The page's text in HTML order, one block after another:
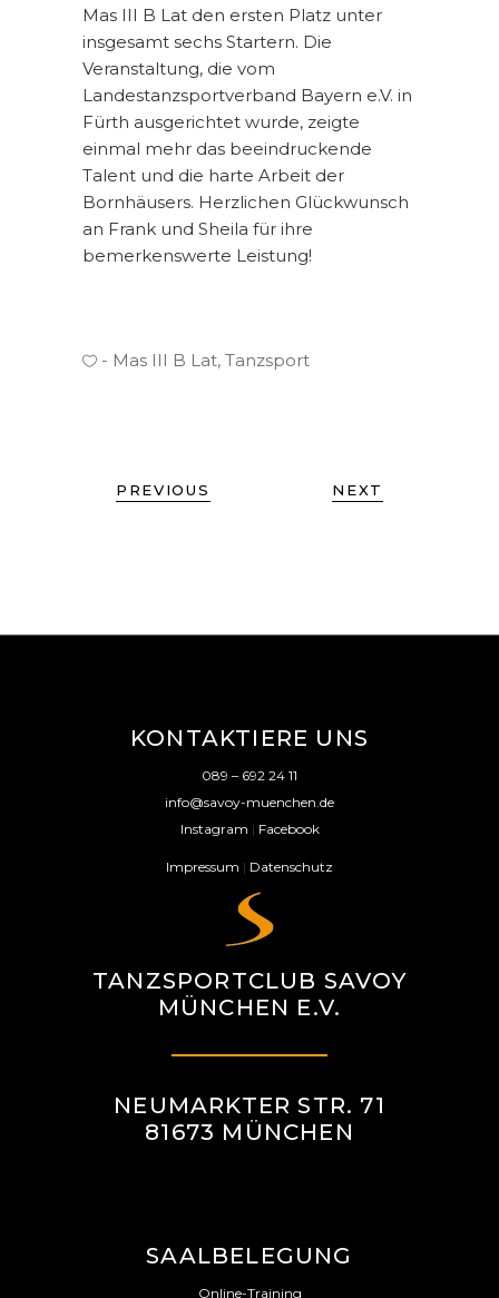
Mas III B Lat den ersten Platz unter
insgesamt sechs Startern. Die
Veranstaltung, die vom
Landestanzsportverband Bayern e.V. in
Fürth ausgerichtet wurde, zeigte
einmal mehr das beeindruckende
Talent und die harte Arbeit der
Bornhäusers. Herzlichen Glückwunsch
an Frank und Sheila für ihre
bemerkenswerte Leistung!
Mas III B Lat, Tanzsport
PREVIOUS NEXT
KONTAKTIERE UNS
089 – 692 24 11
info@savoy-muenchen.de
Instagram | Facebook
Impressum | Datenschutz
TANZSPORTCLUB SAVOY
MÜNCHEN E.V.
NEUMARKTER STR. 71
81673 MÜNCHEN
SAALBELEGUNG
Online-Training